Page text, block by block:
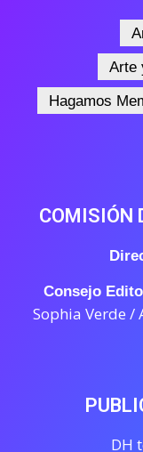
Arte
Hagamos
COMISIÓN
Consejo
Sophia Verde /
DH